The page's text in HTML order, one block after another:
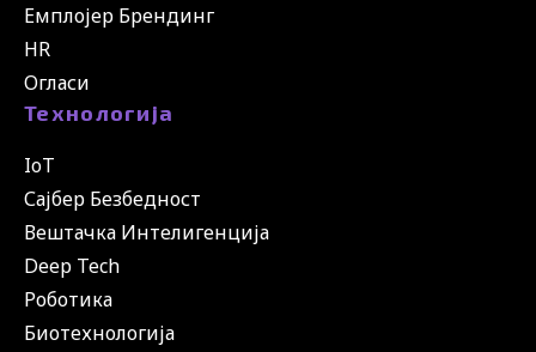
Емплојер Брендинг
HR
Огласи
Технологија
IoT
Сајбер Безбедност
Вештачка Интелигенција
Deep Tech
Роботика
Биотехнологија